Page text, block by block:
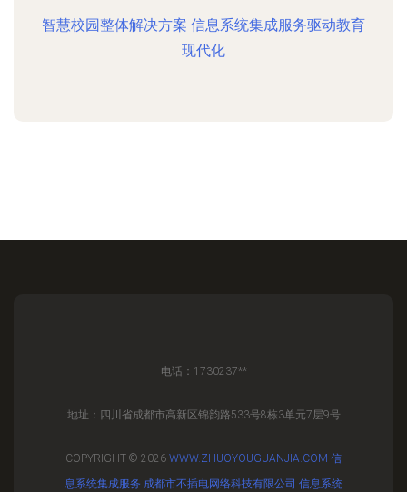
智慧校园整体解决方案 信息系统集成服务驱动教育
现代化
电话：1730237**
地址：四川省成都市高新区锦韵路533号8栋3单元7层9号
COPYRIGHT © 2026 WWW.ZHUOYOUGUANJIA.COM 信
息系统集成服务 成都市不插电网络科技有限公司 信息系统